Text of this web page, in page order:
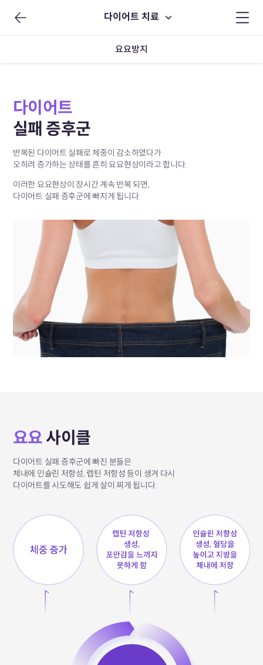
다이어트 치료
요요방지
다이어트
실패 증후군
반복된 다이어트 실패로 체중이 감소하였다가
오히려 증가하는 상태를 흔히 요요현상이라고 합니다.
이러한 요요현상이 장시간 계속 반복 되면,
다이어트 실패 증후군에 빠지게 됩니다.
요요 사이클
다이어트 실패 증후군에 빠진 분들은
체내에 인슐린 저항성, 렙틴 저항성 등이 생겨 다시
다이어트를 시도해도 쉽게 살이 찌게 됩니다.